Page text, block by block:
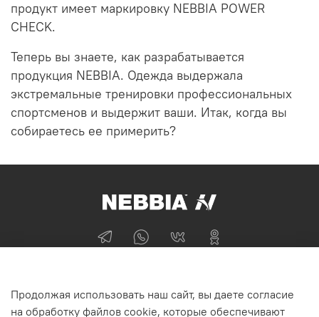
продукт имеет маркировку NEBBIA POWER
CHECK.
Теперь вы знаете, как разрабатывается
продукция NEBBIA. Одежда выдержала
экстремальные тренировки профессиональных
спортсменов и выдержит ваши. Итак, когда вы
собираетесь ее примерить?
+74955870705
г Москва
Продолжая использовать наш сайт, вы даете согласие
на обработку файлов cookie, которые обеспечивают